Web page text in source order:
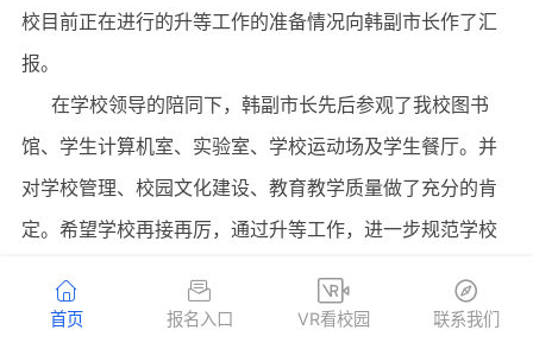
校目前正在进行的升等工作的准备情况向韩副市长作了汇
报。
在学校领导的陪同下，韩副市长先后参观了我校图书
馆、学生计算机室、实验室、学校运动场及学生餐厅。并
对学校管理、校园文化建设、教育教学质量做了充分的肯
定。希望学校再接再厉，通过升等工作，进一步规范学校
韩副市长是利用调研水富县教育的机会专程到我校指导
首页 报名入口 VR看校园 联系我们